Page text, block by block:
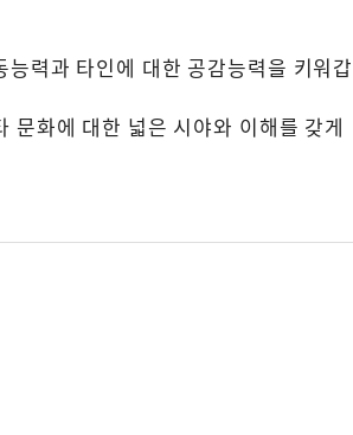
능력과 타인에 대한 공감능력을 키워갑
문화에 대한 넓은 시야와 이해를 갖게